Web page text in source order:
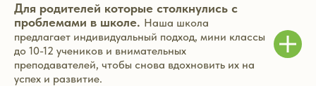
Для родителей которые столкнулись с
проблемами в школе. Наша школа
предлагает индивидуальный подход, мини классы
до 10-12 учеников и внимательных
преподавателей, чтобы снова вдохновить их на
успех и развитие.